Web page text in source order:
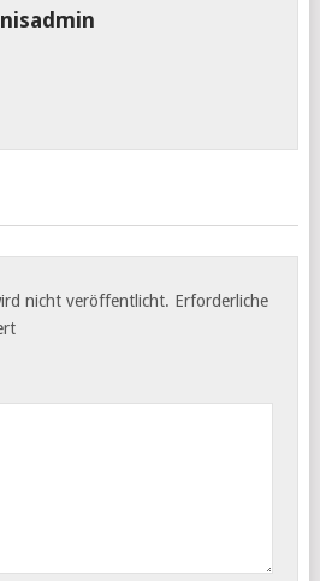
nicht veröffentlicht. Erforderliche